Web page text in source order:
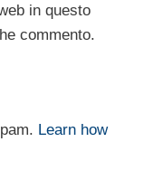
in questo
commento.
Learn how